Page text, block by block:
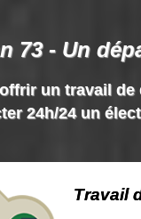
73 - Un
un travail
24h/24 un
Travail